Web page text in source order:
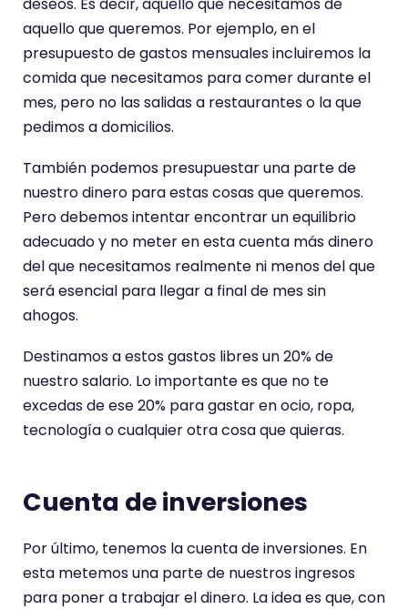
aquello que queremos. Por ejemplo, en el
presupuesto de gastos mensuales incluiremos la
comida que necesitamos para comer durante el
mes, pero no las salidas a restaurantes o la que
pedimos a domicilios.
También podemos presupuestar una parte de
nuestro dinero para estas cosas que queremos.
Pero debemos intentar encontrar un equilibrio
adecuado y no meter en esta cuenta más dinero
del que necesitamos realmente ni menos del que
será esencial para llegar a final de mes sin
ahogos.
Destinamos a estos gastos libres un 20% de
nuestro salario. Lo importante es que no te
excedas de ese 20% para gastar en ocio, ropa,
tecnología o cualquier otra cosa que quieras.
Cuenta de inversiones
Por último, tenemos la cuenta de inversiones. En
esta metemos una parte de nuestros ingresos
para poner a trabajar el dinero. La idea es que, con